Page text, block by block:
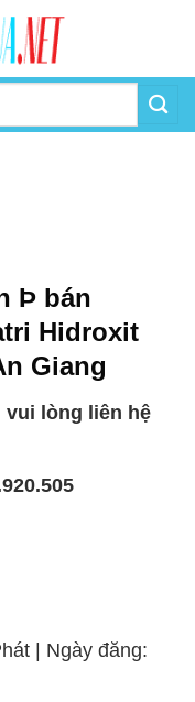
Þ bán
Hidroxit
Giang
vui lòng liên hệ
| Ngày đăng: